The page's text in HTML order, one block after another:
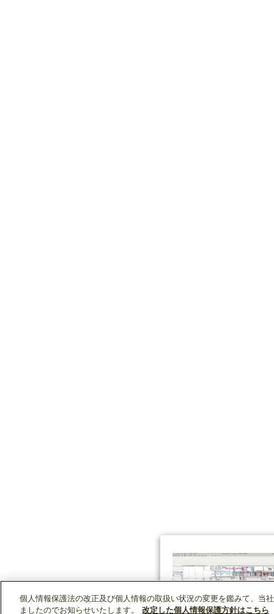
個人情報保護法の改正及び個人情報の取扱い状況の変更を鑑みて、当
ましたのでお知らせいたします。
改定した個人情報保護方針はこちら